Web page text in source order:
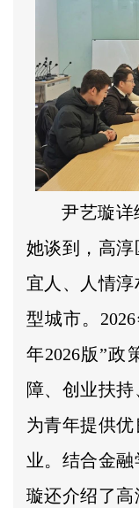
尹艺璇详
她谈到，高
宜人、人情
型城市。
年2026版”政
障、创业扶
为青年提供
业。结合金
璇还介绍了